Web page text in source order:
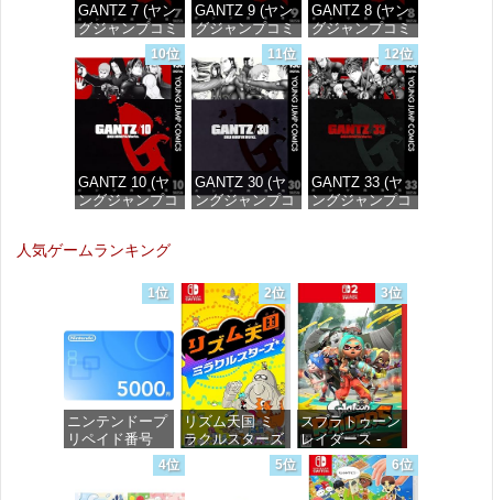
GANTZ 7 (ヤン
グジャンプコミ
ックスDIGITAL)
価格：¥100
GANTZ 9 (ヤン
グジャンプコミ
ックスDIGITAL)
価格：¥100
GANTZ 8 (ヤン
グジャンプコミ
ックスDIGITAL)
価格：¥100
10位
GANTZ 10 (ヤ
ングジャンプコ
11位
GANTZ 30 (ヤ
ングジャンプコ
12位
GANTZ 33 (ヤ
ングジャンプコ
人気ゲームランキング
1位
ニンテンドープ
リペイド番号
5000円|オンラ
2位
リズム天国 ミ
ラクルスターズ
-Switch
3位
スプラトゥーン
レイダース -
Switch2
価格：¥6,455
4位 5位 6位